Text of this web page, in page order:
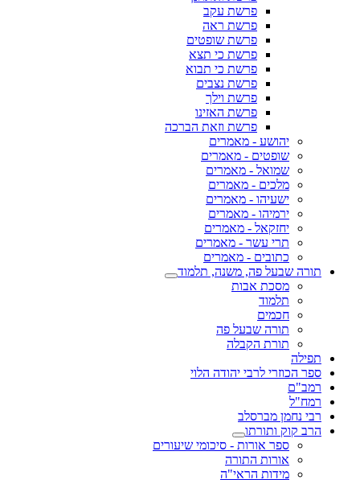
פרשת עקב
פרשת ראה
פרשת שופטים
פרשת כי תצא
פרשת כי תבוא
פרשת נצבים
פרשת וילך
פרשת האזינו
פרשת וזאת הברכה
יהושע - מאמרים
שופטים - מאמרים
שמואל - מאמרים
מלכים - מאמרים
ישעיהו - מאמרים
ירמיהו - מאמרים
יחזקאל - מאמרים
תרי עשר - מאמרים
כתובים - מאמרים
תורה שבעל פה, משנה, תלמוד
מסכת אבות
תלמוד
חכמים
תורה שבעל פה
תורת הקבלה
תפילה
ספר הכוזרי לרבי יהודה הלוי
רמב"ם
רמח"ל
רבי נחמן מברסלב
הרב קוק ותורתו
ספר אורות - סיכומי שיעורים
אורות התורה
מידות הראי"ה